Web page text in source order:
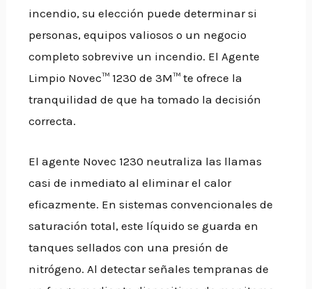
incendio, su elección puede determinar si
personas, equipos valiosos o un negocio
completo sobrevive un incendio. El Agente
Limpio Novec™ 1230 de 3M™ te ofrece la
tranquilidad de que ha tomado la decisión
correcta.
El agente Novec 1230 neutraliza las llamas
casi de inmediato al eliminar el calor
eficazmente. En sistemas convencionales de
saturación total, este líquido se guarda en
tanques sellados con una presión de
nitrógeno. Al detectar señales tempranas de